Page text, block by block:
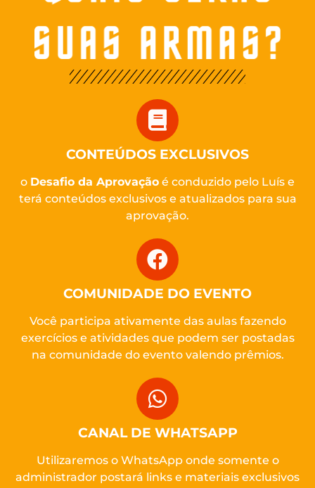
CONTEÚDOS EXCLUSIVOS
o Desafio da Aprovação é conduzido pelo Luís e
terá conteúdos exclusivos e atualizados para sua
aprovação.
COMUNIDADE DO EVENTO
Você participa ativamente das aulas fazendo
exercícios e atividades que podem ser postadas
na comunidade do evento valendo prêmios.
CANAL DE WHATSAPP
Utilizaremos o WhatsApp onde somente o
administrador postará links e materiais exclusivos